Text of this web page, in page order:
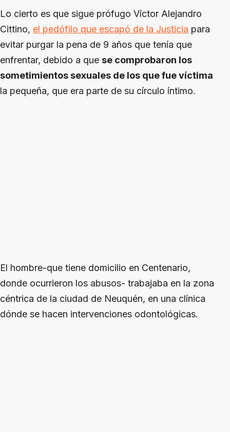
Lo cierto es que sigue prófugo Víctor Alejandro
Cittino, el pedófilo que escapó de la Justicia para
evitar purgar la pena de 9 años que tenía que
enfrentar, debido a que se comprobaron los
sometimientos sexuales de los que fue víctima
la pequeña, que era parte de su círculo íntimo.
El hombre-que tiene domicilio en Centenario,
donde ocurrieron los abusos- trabajaba en la zona
céntrica de la ciudad de Neuquén, en una clínica
dónde se hacen intervenciones odontológicas.